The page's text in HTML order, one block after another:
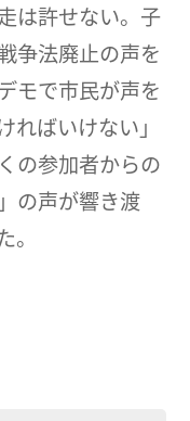
は許せない。子
争法廃止の声を
モで市民が声を
ばいけない」
の参加者からの
の声が響き渡